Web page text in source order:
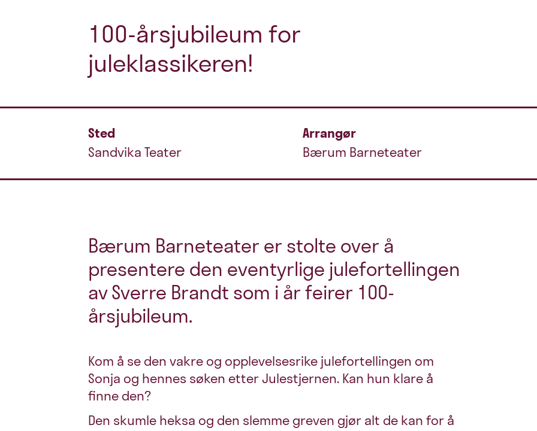
100-årsjubileum for
juleklassikeren!
Sted
Sandvika Teater
Arrangør
Bærum Barneteater
Bærum Barneteater er stolte over å
presentere den eventyrlige julefortellingen
av Sverre Brandt som i år feirer 100-
årsjubileum.
Kom å se den vakre og opplevelsesrike julefortellingen om
Sonja og hennes søken etter Julestjernen. Kan hun klare å
finne den?
Den skumle heksa og den slemme greven gjør alt de kan for å